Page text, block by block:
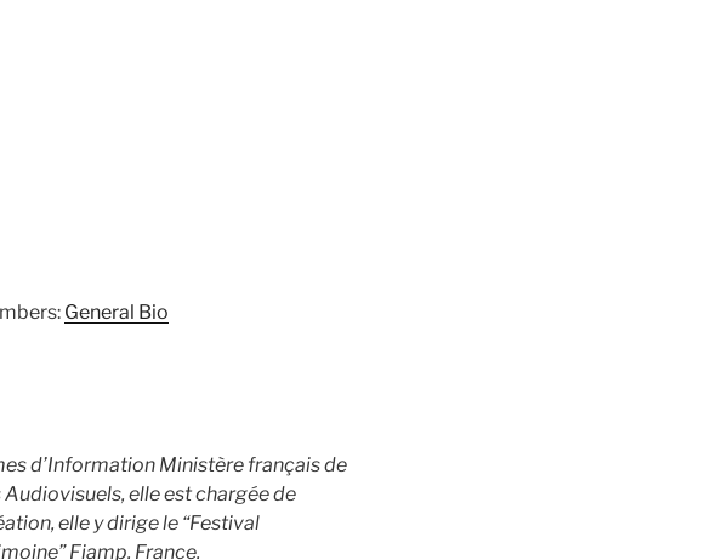
General Bio
d’Information Ministère français de
elle est chargée de
elle y dirige le “Festival
Fiamp. France.